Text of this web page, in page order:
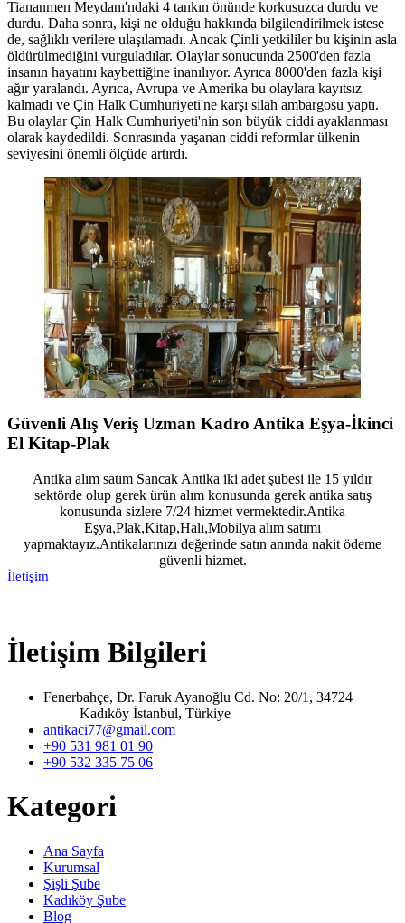
Tiananmen Meydanı'ndaki 4 tankın önünde korkusuzca durdu ve
durdu. Daha sonra, kişi ne olduğu hakkında bilgilendirilmek istese
de, sağlıklı verilere ulaşılamadı. Ancak Çinli yetkililer bu kişinin asla
öldürülmediğini vurguladılar. Olaylar sonucunda 2500'den fazla
insanın hayatını kaybettiğine inanılıyor. Ayrıca 8000'den fazla kişi
ağır yaralandı. Ayrıca, Avrupa ve Amerika bu olaylara kayıtsız
kalmadı ve Çin Halk Cumhuriyeti'ne karşı silah ambargosu yaptı.
Bu olaylar Çin Halk Cumhuriyeti'nin son büyük ciddi ayaklanması
olarak kaydedildi. Sonrasında yaşanan ciddi reformlar ülkenin
seviyesini önemli ölçüde artırdı.
Güvenli Alış Veriş Uzman Kadro Antika Eşya-İkinci
El Kitap-Plak
Antika alım satım Sancak Antika iki adet şubesi ile 15 yıldır
sektörde olup gerek ürün alım konusunda gerek antika satış
konusunda sizlere 7/24 hizmet vermektedir.Antika
Eşya,Plak,Kitap,Halı,Mobilya alım satımı
yapmaktayız.Antikalarınızı değerinde satın anında nakit ödeme
güvenli hizmet.
İletişim
İletişim Bilgileri
Fenerbahçe, Dr. Faruk Ayanoğlu Cd. No: 20/1, 34724
Kadıköy İstanbul, Türkiye
antikaci77@gmail.com
+90 531 981 01 90
+90 532 335 75 06
Kategori
Ana Sayfa
Kurumsal
Şişli Şube
Kadıköy Şube
Blog